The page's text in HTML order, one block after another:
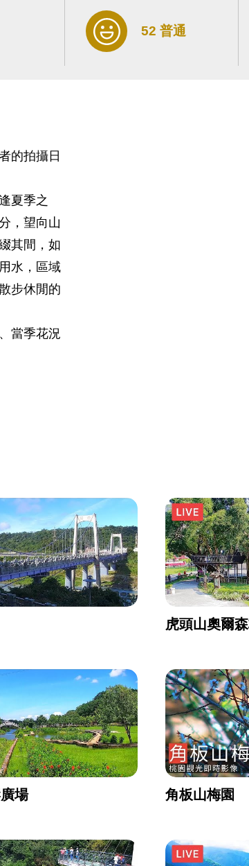
52 普通
的拍攝日
夏季之
，望向山
其間，如
水，區域
步休閒的
當季花況
虎頭山奧爾
場 角板山梅園